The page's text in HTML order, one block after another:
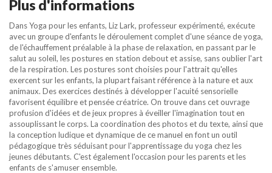
Plus d'informations
Dans Yoga pour les enfants, Liz Lark, professeur expérimenté, exécute
avec un groupe d'enfants le déroulement complet d'une séance de yoga,
de l'échauffement préalable à la phase de relaxation, en passant par le
salut au soleil, les postures en station debout et assise, sans oublier l'art
de la respiration. Les postures sont choisies pour l'attrait qu'elles
exercent sur les enfants, la plupart faisant référence à la nature et aux
animaux. Des exercices destinés à développer l'acuité sensorielle
favorisent équilibre et pensée créatrice. On trouve dans cet ouvrage
profusion d'idées et de jeux propres à éveiller l'imagination tout en
assouplissant le corps. La coordination des photos et du texte, ainsi que
la conception ludique et dynamique de ce manuel en font un outil
pédagogique très séduisant pour l'apprentissage du yoga chez les
jeunes débutants. C'est également l'occasion pour les parents et les
enfants de s'amuser ensemble.